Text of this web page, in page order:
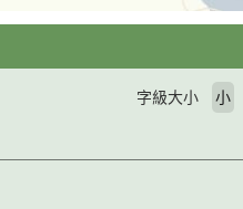
字級大小 小